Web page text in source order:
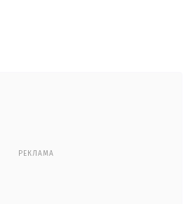
РЕКЛАМА